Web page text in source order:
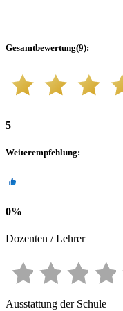
Gesamtbewertung(9):
5
Weiterempfehlung:
0%
Dozenten / Lehrer
Ausstattung der Schule